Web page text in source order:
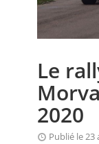
ANNUAIRES
PETITES
Le
2020
Publié le